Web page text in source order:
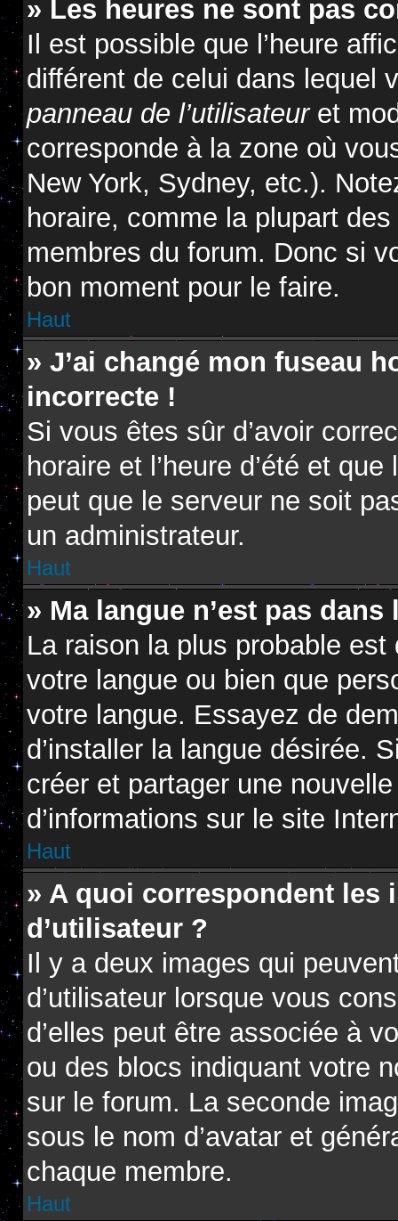
» Les heures ne sont pas
Il est possible que l’heure
différent de celui dans lequel
panneau de l’utilisateuret
corresponde à la zone où
New York, Sydney, etc.).
horaire, comme la plupart
membres du forum. Donc si
bon moment pour le faire.
Haut
» J’ai changé mon fuseau
incorrecte !
Si vous êtes sûr d’avoir
horaire et l’heure d’été et
peut que le serveur ne soit
un administrateur.
Haut
» Ma langue n’est pas dans
La raison la plus probable est
votre langue ou bien que
votre langue. Essayez de
d’installer la langue désirée.
créer et partager une
d’informations sur le site
Haut
» A quoi correspondent les
d’utilisateur ?
Il y a deux images qui
d’utilisateur lorsque vous
d’elles peut être associée à
ou des blocs indiquant votre
sur le forum. La seconde
sous le nom d’avatar et
chaque membre.
Haut